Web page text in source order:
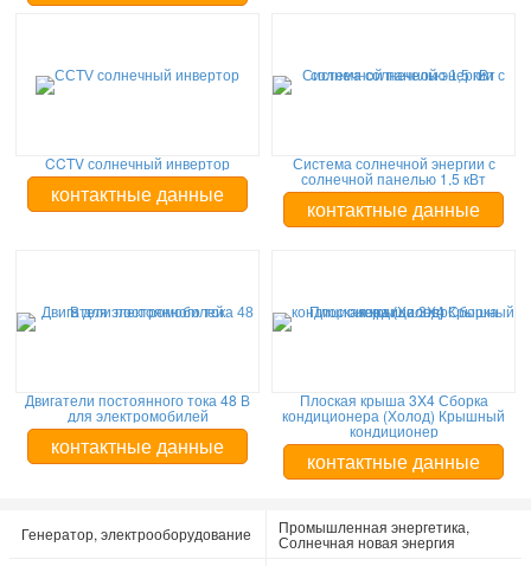
CCTV солнечный инвертор
контактные данные
Система солнечной энергии с
солнечной панелью 1,5 кВт
контактные данные
Двигатели постоянного тока 48 В
для электромобилей
контактные данные
Плоская крыша 3X4 Сборка
кондиционера (Холод) Крышный
кондиционер
контактные данные
Генератор, электрооборудование Промышленная энергетика,
Солнечная новая энергия